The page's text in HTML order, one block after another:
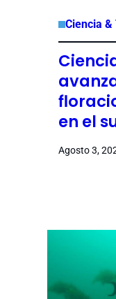
Ciencia &
en el
Agosto 3,